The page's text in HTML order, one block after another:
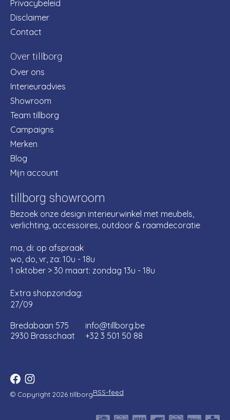
Privacybeleid
Disclaimer
Contact
Over tillborg
Over ons
Interieuradvies
Showroom
Team tillborg
Campaigns
Merken
Blog
Mijn account
tillborg showroom
Bezoek onze design interieurwinkel met meubels,
verlichting, accessoires, outdoor & raamdecoratie
ma, di: op afspraak
wo, do, vr, za: 10u - 18u
1 oktober > 30 maart: zondag 13u - 18u
Extra shopzondag:
27/09
Bredabaan 575
2930 Brasschaat
info@tillborg.be
+32 3 501 50 88
© Copyright 2026 tillborgRSS-feed